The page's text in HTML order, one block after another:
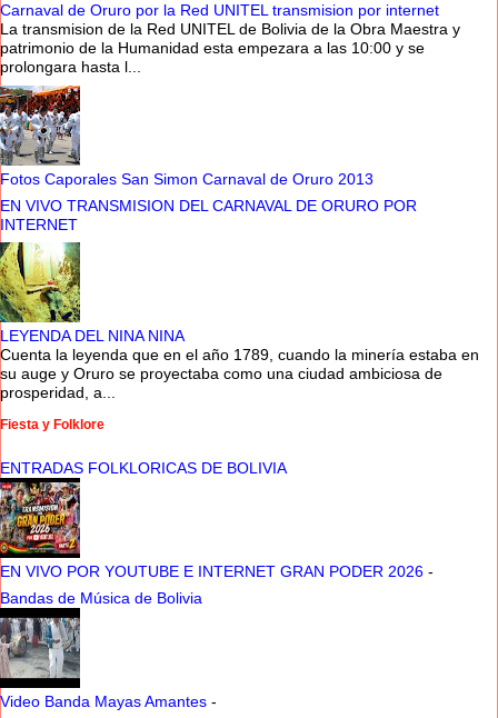
Carnaval de Oruro por la Red UNITEL transmision por internet
La transmision de la Red UNITEL de Bolivia de la Obra Maestra y
patrimonio de la Humanidad esta empezara a las 10:00 y se
prolongara hasta l...
Fotos Caporales San Simon Carnaval de Oruro 2013
EN VIVO TRANSMISION DEL CARNAVAL DE ORURO POR
INTERNET
LEYENDA DEL NINA NINA
Cuenta la leyenda que en el año 1789, cuando la minería estaba en
su auge y Oruro se proyectaba como una ciudad ambiciosa de
prosperidad, a...
Fiesta y Folklore
ENTRADAS FOLKLORICAS DE BOLIVIA
EN VIVO POR YOUTUBE E INTERNET GRAN PODER 2026 -
Bandas de Música de Bolivia
Video Banda Mayas Amantes -